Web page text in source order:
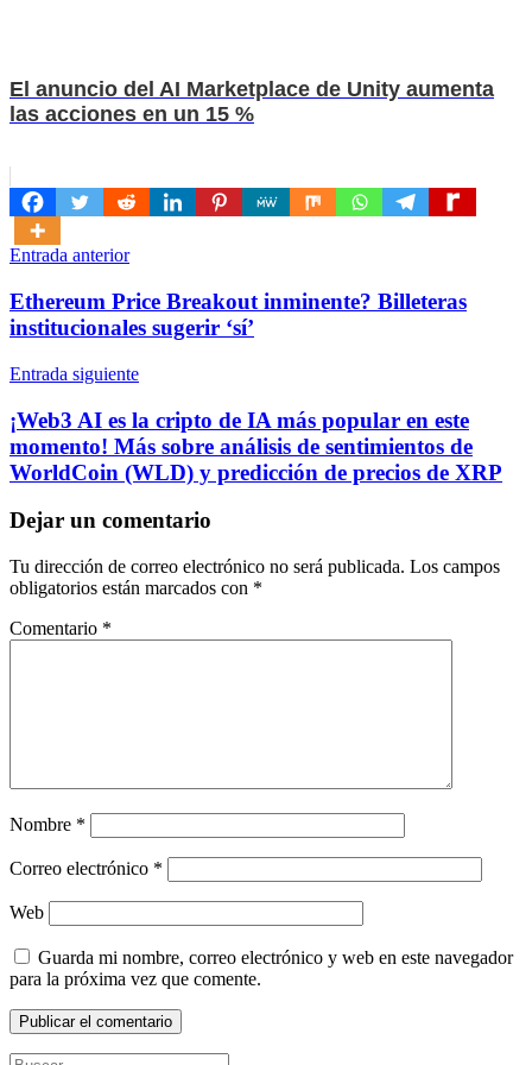
El anuncio del AI Marketplace de Unity aumenta
las acciones en un 15 %
Navegación
de
entradas
Entrada anterior
Ethereum Price Breakout inminente? Billeteras
institucionales sugerir ‘sí’
Entrada siguiente
¡Web3 AI es la cripto de IA más popular en este
momento! Más sobre análisis de sentimientos de
WorldCoin (WLD) y predicción de precios de XRP
Dejar un comentario
Tu dirección de correo electrónico no será publicada. Los campos
obligatorios están marcados con *
Comentario *
Nombre *
Correo electrónico *
Web
Guarda mi nombre, correo electrónico y web en este navegador
para la próxima vez que comente.